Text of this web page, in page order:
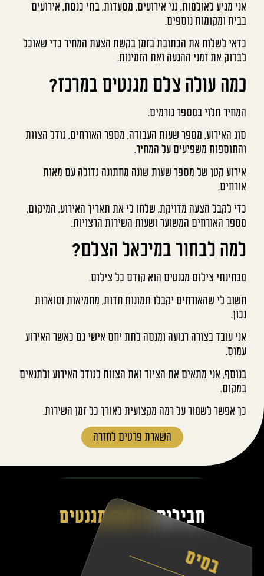
אני מגיע לאולמות, גני אירועים, מסעדות, בתי כנסת, אירועים
בבית ומקומות נוספים.
כדאי לשלוח את הכתובת בזמן בקשת הצעת המחיר כדי שאוכל
לבדוק את זמני ההגעה ואת הזמינות.
כמה עולה צלם מגנטים במרכז?
המחיר תלוי במספר גורמים.
סוג האירוע, מספר שעות העבודה, מספר האורחים, גודל הצוות
והתוספות משפיעים על המחיר.
אירוע קטן של מספר שעות שונה מחתונה גדולה עם מאות
אורחים.
כדי לקבל הצעה מדויקת, שלחו לי את תאריך האירוע, המיקום,
מספר האורחים המשוער ושעות השירות הרצויות.
למה לבחור במיכאל הצלם?
מבחינתי צילום מגנטים הוא קודם כל צילום.
חשוב לי שהאורחים יקבלו תמונות חדות, מחמיאות ומוארות
נכון.
אני עובד בצורה רגועה ומנסה לתת יחס אישי גם כאשר האירוע
עמוס.
בנוסף, אני מתאים את הציוד ואת הצוות לגודל האירוע ולתנאים
במקום.
כך אפשר לשמור על רמה מקצועית לאורך כל זמן השירות.
השארת פרטים לחזרה
חבילותצילום מגנטים
בסיס